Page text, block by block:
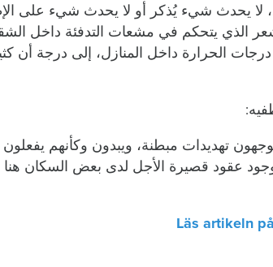
لا يحدث شيء يُذكر أو لا يحدث شيء على
الذي يتحكم في مشعات التدفئة داخل
الحرارة داخل المنازل، إلى درجة أن
تهديدات مبطنة، ويبدون وكأنهم يفعلون
عقود قصيرة الأجل لدى بعض السكان
Läs artikeln